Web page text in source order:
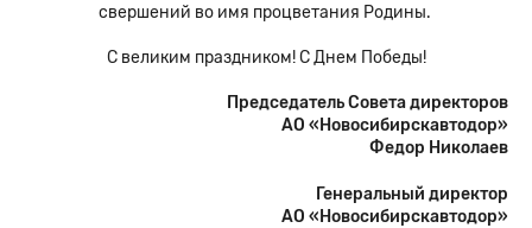
свершений во имя процветания Родины.
С великим праздником! С Днем Победы!
Председатель Совета директоров
АО «Новосибирскавтодор»
Федор Николаев
Генеральный директор
АО «Новосибирскавтодор»